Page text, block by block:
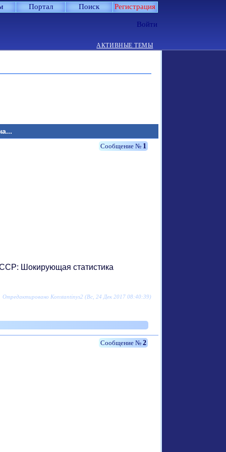
Портал Поиск Регистрация
Войти
АКТИВНЫЕ ТЕМЫ
1
Шокирующая статистика
Отредактировано Konstantinys2 (Вс, 24 Дек 2017 08:40:39)
2